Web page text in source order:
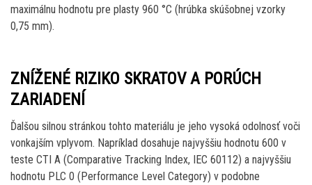
maximálnu hodnotu pre plasty 960 °C (hrúbka skúšobnej vzorky
0,75 mm).
ZNÍŽENÉ RIZIKO SKRATOV A PORÚCH
ZARIADENÍ
Ďalšou silnou stránkou tohto materiálu je jeho vysoká odolnosť voči
vonkajším vplyvom. Napríklad dosahuje najvyššiu hodnotu 600 v
teste CTI A (Comparative Tracking Index, IEC 60112) a najvyššiu
hodnotu PLC 0 (Performance Level Category) v podobne